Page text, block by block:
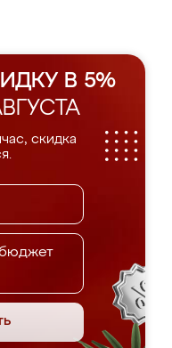
В 5%
скидка